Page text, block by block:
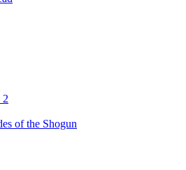
2
of the Shogun